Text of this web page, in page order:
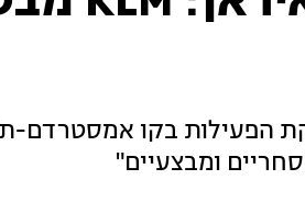
הפעילות בקו אמסטרדם-
ומבצעיים"